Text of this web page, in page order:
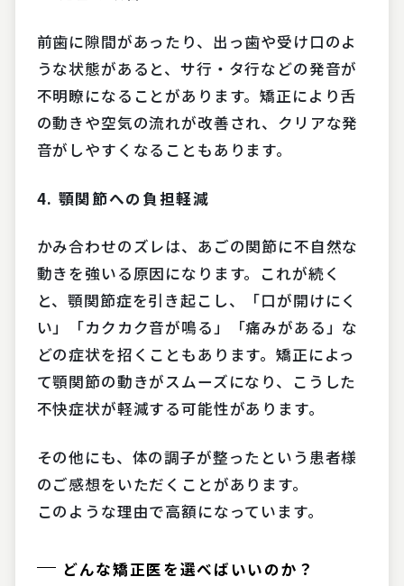
前歯に隙間があったり、出っ歯や受け口のよ
うな状態があると、サ行・タ行などの発音が
不明瞭になることがあります。矯正により舌
の動きや空気の流れが改善され、クリアな発
音がしやすくなることもあります。
4. 顎関節への負担軽減
かみ合わせのズレは、あごの関節に不自然な
動きを強いる原因になります。これが続く
と、顎関節症を引き起こし、「口が開けにく
い」「カクカク音が鳴る」「痛みがある」な
どの症状を招くこともあります。矯正によっ
て顎関節の動きがスムーズになり、こうした
不快症状が軽減する可能性があります。
その他にも、体の調子が整ったという患者様
のご感想をいただくことがあります。
このような理由で高額になっています。
どんな矯正医を選べばいいのか？